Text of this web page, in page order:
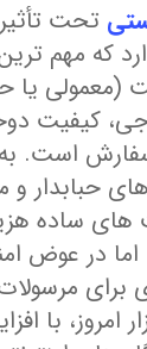
تحت
که مهم
یا
کیفیت
است.
حبابدار و
ساده
اما در عوض
برای
امروز، با